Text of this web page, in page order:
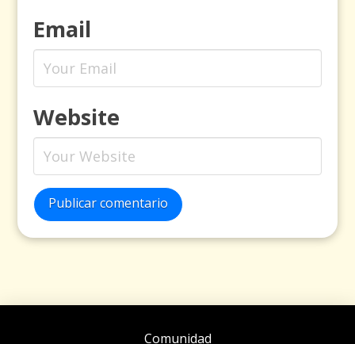
Email
Website
Publicar comentario
Comunidad